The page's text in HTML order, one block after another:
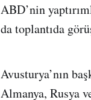
ABD’nin
da toplantıda
Avusturya’nın
Almanya, Rusya